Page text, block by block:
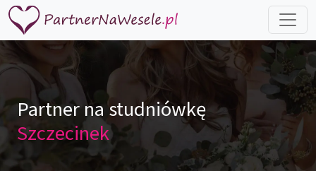
Partner na studniówkę
Szczecinek